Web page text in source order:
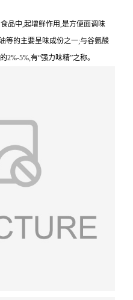
品中,起增鲜作用,是方便面调味
等的主要呈味成份之一;与谷氨酸
5%,有“强力味精”之称。